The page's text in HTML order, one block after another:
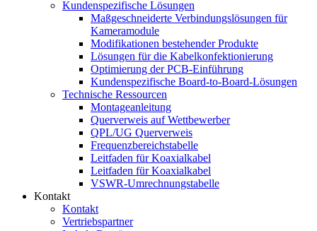
Kundenspezifische Lösungen
Maßgeschneiderte Verbindungslösungen für
Kameramodule
Modifikationen bestehender Produkte
Lösungen für die Kabelkonfektionierung
Optimierung der PCB-Einführung
Kundenspezifische Board-to-Board-Lösungen
Technische Ressourcen
Montageanleitung
Querverweis auf Wettbewerber
QPL/UG Querverweis
Frequenzbereichstabelle
Leitfaden für Koaxialkabel
Leitfaden für Koaxialkabel
VSWR-Umrechnungstabelle
Kontakt
Kontakt
Vertriebspartner